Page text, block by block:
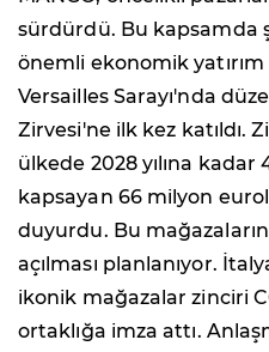
sürdürdü. Bu kapsamda
önemli ekonomik
Versailles Sarayı'nda
Zirvesi'ne ilk kez katıldı.
ülkede 2028 yılına kadar
kapsayan 66 milyon
duyurdu. Bu
açılması planlanıyor.
ikonik mağazalar zinciri
ortaklığa imza attı.